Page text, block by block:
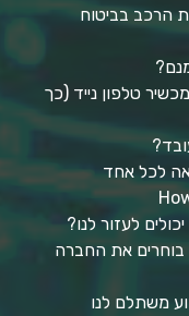
הרכב בביטוח
טלפון נייד (כך
לכל אחד
לעזור לנו?
בוחרים את החברה
משתלם לנו